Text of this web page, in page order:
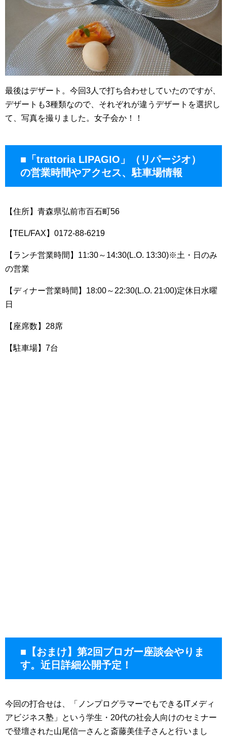
最後はデザート。今回3人で打ち合わせしていたのですが、
デザートも3種類なので、それぞれが違うデザートを選択し
て、写真を撮りました。女子会か！！
■「trattoria LIPAGIO」（リパージオ）
の営業時間やアクセス、駐車場情報
【住所】青森県弘前市百石町56
【TEL/FAX】0172-88-6219
【ランチ営業時間】11:30～14:30(L.O. 13:30)※土・日のみ
の営業
【ディナー営業時間】18:00～22:30(L.O. 21:00)定休日水曜
日
【座席数】28席
【駐車場】7台
■【おまけ】第2回ブロガー座談会やりま
す。近日詳細公開予定！
今回の打合せは、「ノンプログラマーでもできるITメディ
アビジネス塾」という学生・20代の社会人向けのセミナー
で登壇された山尾信一さんと斎藤美佳子さんと行いまし